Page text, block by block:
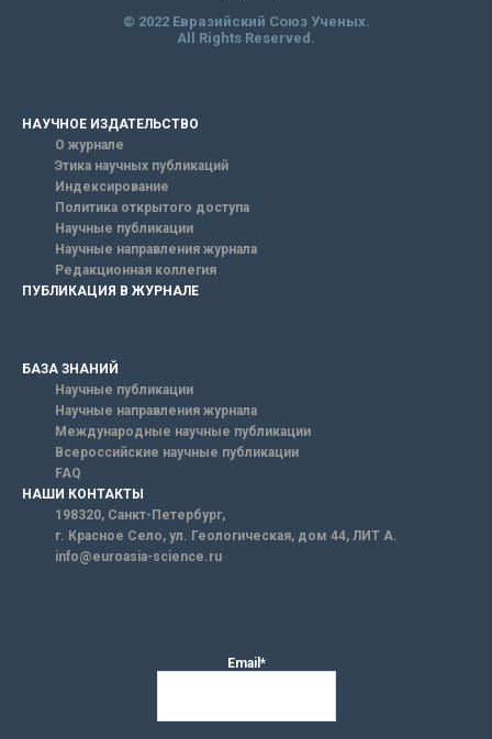
© 2022 Евразийский Союз Ученых.
All Rights Reserved.
НАУЧНОЕ ИЗДАТЕЛЬСТВО
О журнале
Этика научных публикаций
Индексирование
Политика открытого доступа
Научные публикации
Научные направления журнала
Редакционная коллегия
ПУБЛИКАЦИЯ В ЖУРНАЛЕ
БАЗА ЗНАНИЙ
Научные публикации
Научные направления журнала
Международные научные публикации
Всероссийские научные публикации
FAQ
НАШИ КОНТАКТЫ
198320, Санкт-Петербург,
г. Красное Село, ул. Геологическая, дом 44, ЛИТ А.
info@euroasia-science.ru
Email*